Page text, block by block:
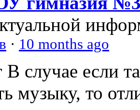
· 10 months ago
В случае если
музыку, то